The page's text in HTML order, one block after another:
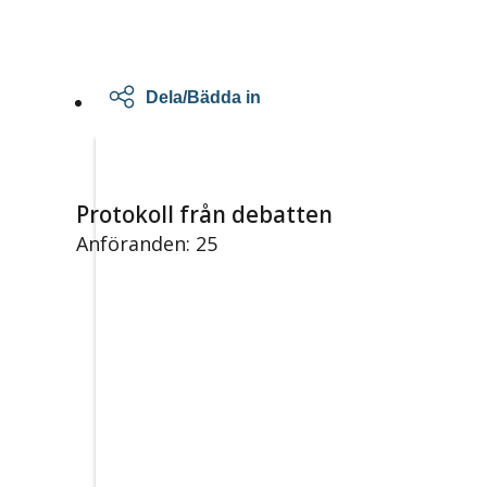
Dela/Bädda in
Protokoll från debatten
Anföranden: 25